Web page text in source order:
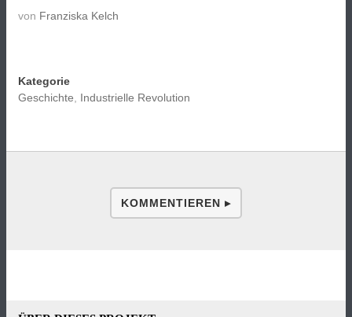
von Franziska Kelch
Kategorie
Geschichte
Industrielle Revolution
KOMMENTIEREN ▸